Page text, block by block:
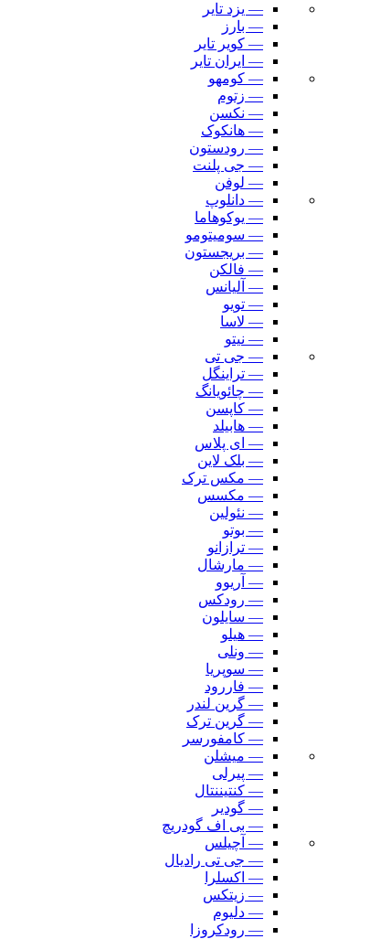
— یزد تایر
— بارز
— کویر تایر
— ایران تایر
— کومهو
— زتوم
— نکسن
— هانکوک
— رودستون
— جی پلنت
— لوفن
— دانلوپ
— یوکوهاما
— سومیتومو
— بریجستون
— فالکن
— آلیانس
— تویو
— لاسا
— نیتو
— جی تی
— تراینگل
— چائویانگ
— کاپسن
— هابیلد
— ای پلاس
— بلک لاین
— مکس ترک
— مکسس
— نئولین
— بوتو
— ترازانو
— مارشال
— آریوو
— رودکس
— سایلون
— هیلو
— ونلی
— سوپریا
— فاررود
— گرین لندر
— گرین ترک
— کامفورسر
— میشلن
— پیرلی
— کنتیننتال
— گودیر
— بی اف گودریچ
— آچیلس
— جی تی رادیال
— اکسلرا
— زیتکس
— دلیوم
— رودکروزا